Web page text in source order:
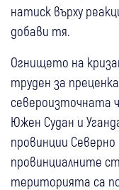
натиск върху
добави тя.
Огнището на
труден за
североизточната
Южен Судан и
провинции
провинциалните
територията са